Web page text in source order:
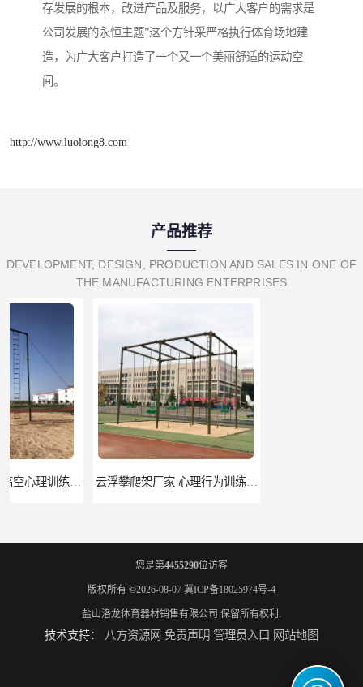
存发展的根本，改进产品及服务，以广大客户的需求是
公司发展的永恒主题”这个方针采严格执行体育场地建
造，为广大客户打造了一个又一个美丽舒适的运动空
间。
http://www.luolong8.com
产品推荐
DEVELOPMENT, DESIGN, PRODUCTION AND SALES IN ONE OF
THE MANUFACTURING ENTERPRISES
云浮攀爬架厂家 心理行为训练器材 质量保证
您是第4455290位访客
版权所有 ©2026-08-07 冀ICP备18025974号-4
盐山洛龙体育器材销售有限公司 保留所有权利.
技术支持： 八方资源网 免责声明 管理员入口 网站地图